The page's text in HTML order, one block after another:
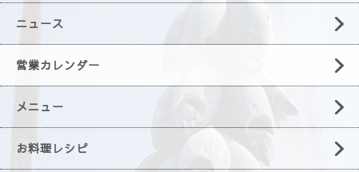
ニュース
営業カレンダー
メニュー
お料理レシピ